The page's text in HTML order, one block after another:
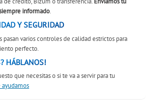
informado.
Y SEGURIDAD
pasan varios controles de calidad estrictos para
perfecto.
HÁBLANOS!
que necesitas o si te va a servir para tu
ayudamos